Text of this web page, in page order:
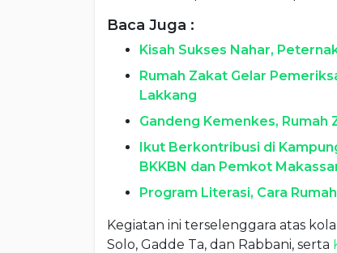
Baca Juga :
Kisah Sukses Nahar,
Rumah Zakat Gelar
Lakkang
Gandeng Kemenkes, Rumah
Ikut Berkontribusi di
BKKBN dan Pemkot
Program Literasi, Cara
Kegiatan ini terselenggara atas
Solo, Gadde Ta, dan Rabbani, serta